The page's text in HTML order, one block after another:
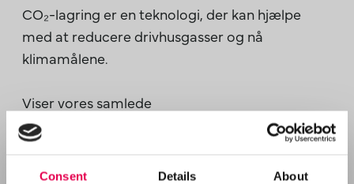
Consent Details About
CO₂-lagring er en teknologi, der kan hjælpe
med at reducere drivhusgasser og nå
klimamålene.
Viser vores samlede
undergrundsundersøgelser, at området i
Sydlolland er egnet til lagring, kan vi søge
Energistyrelsen om en lagringslicens til at